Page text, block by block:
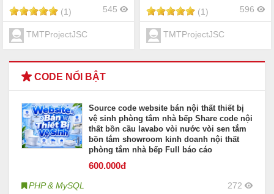
(1) 545
TMTProjectJSC
(1) 596
TMTProjectJSC
CODE NỔI BẬT
Source code website bán nội thất thiết bị
vệ sinh phòng tắm nhà bếp Share code nội
thất bồn cầu lavabo vòi nước vòi sen tắm
bồn tắm showroom kinh doanh nội thất
phòng tắm nhà bếp Full báo cáo
600.000đ
PHP & MySQL 272